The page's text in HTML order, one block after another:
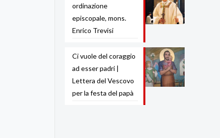
ordinazione
episcopale, mons.
Enrico Trevisi
Ci vuole del coraggio
ad esser padri |
Lettera del Vescovo
per la festa del papà